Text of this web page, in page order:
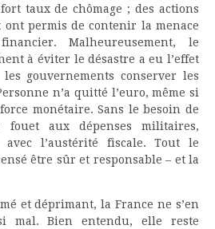
taux de chômage ; des actions
ont permis de contenir la menace
Malheureusement, le
à éviter le désastre a eu l’effet
gouvernements conserver les
n’a quitté l’euro, même si
monétaire. Sans le besoin de
aux dépenses militaires,
avec l’austérité fiscale. Tout le
être sûr et responsable – et la
et déprimant, la France ne s’en
mal. Bien entendu, elle reste